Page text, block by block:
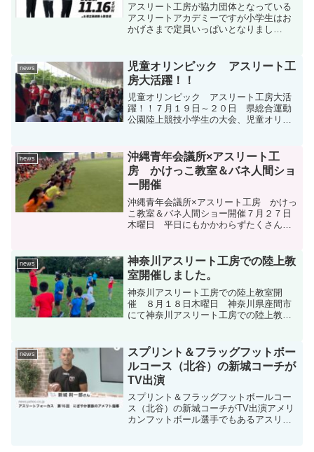
アスリート工房が協力団体となっている
アスリートアカデミーですが小学生はお
かげさまで定員いっぱいとなりまし
news
児童オリンピック アスリート工
房大活躍！！
児童オリンピック アスリート工房大活
躍！！７月１９日～２０日 県総合運動
公園陸上競技小学生の大会、児童オリン
決勝進出や優勝等たくさんの好記録が生
まれました。 決勝進出８...
news
沖縄青年会議所×アスリート工
房 かけっこ教室＆バネ人間ショ
ー開催
沖縄青年会議所×アスリート工房 かけっ
こ教室＆バネ人間ショー開催７月２７日
木曜日 平日にもかかわらずたくさんの
た委員長（小学生）の挨拶そして沖縄市
長も訪問司会はパッショ...
news
神奈川アスリート工房での陸上教
室開催しました。
神奈川アスリート工房での陸上教室開
催 ８月１８日木曜日 神奈川県座間市
にて神奈川アスリート工房での陸上教室
しています。 これからも子供たちの
未来の為に走る事を好きにな...
news
スプリント＆フラッグフットボー
ルコース（北谷）の新城コーチが
TV出演
スプリント＆フラッグフットボールコー
ス（北谷）の新城コーチがTV出演アメリ
カンフットボール選手でもあるアスリー